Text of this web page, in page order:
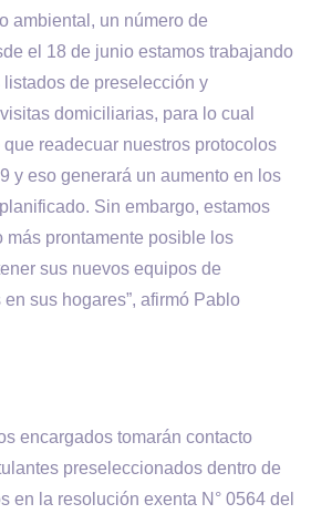
ambiental, un número de
el 18 de junio estamos trabajando
de preselección y
domiciliarias, para lo cual
readecuar nuestros protocolos
y eso generará un aumento en los
Sin embargo, estamos
más prontamente posible los
sus nuevos equipos de
sus hogares”, afirmó Pablo
encargados tomarán contacto
preseleccionados dentro de
en la resolución exenta N° 0564 del